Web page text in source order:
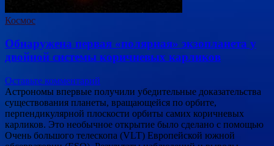
Космос
Обнаружена первая «полярная» экзопланета у
двойной системы коричневых карликов
Оставьте комментарий
Астрономы впервые получили убедительные доказательства
существования планеты, вращающейся по орбите,
перпендикулярной плоскости орбиты самих коричневых
карликов. Это необычное открытие было сделано с помощью
Очень большого телескопа (VLT) Европейской южной